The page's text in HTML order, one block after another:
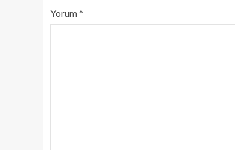
Yorum*